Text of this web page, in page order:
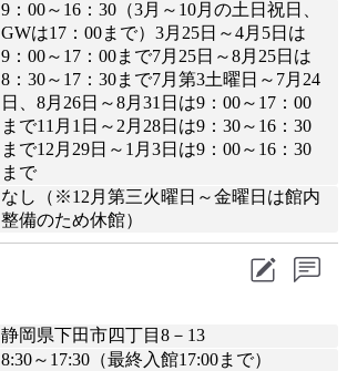
9：00～16：30（3月～10月の土日祝日、
GWは17：00まで）3月25日～4月5日は
9：00～17：00まで7月25日～8月25日は
8：30～17：30まで7月第3土曜日～7月24
日、8月26日～8月31日は9：00～17：00
まで11月1日～2月28日は9：30～16：30
まで12月29日～1月3日は9：00～16：30
まで
なし（※12月第三火曜日～金曜日は館内
整備のため休館）
静岡県下田市四丁目8－13
8:30～17:30（最終入館17:00まで）